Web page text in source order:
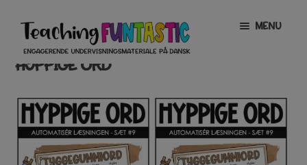
Spring
navigation
Spring
indhold
MENU
CHILD
MENU
MIN KONTO
GRATISMATERIALE
EXPAND
HYPPIGE ORD